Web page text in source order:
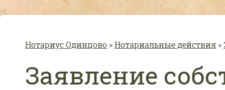
Вы здесь
Нотариус Одинцово » Нотариальные действия »
Заявление